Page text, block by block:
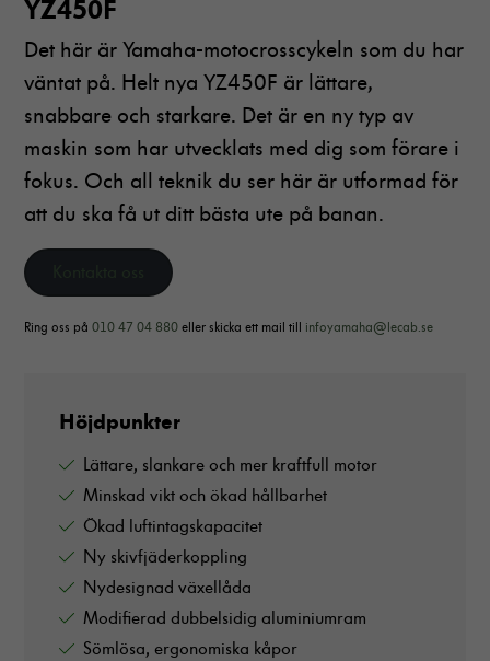
YZ450F
Det här är Yamaha-motocrosscykeln som du har
väntat på. Helt nya YZ450F är lättare,
snabbare och starkare. Det är en ny typ av
maskin som har utvecklats med dig som förare i
fokus. Och all teknik du ser här är utformad för
att du ska få ut ditt bästa ute på banan.
Ring oss på010 47 04 880 eller skicka ett mail till infoyamaha@lecab.se
Höjdpunkter
Lättare, slankare och mer kraftfull motor
Minskad vikt och ökad hållbarhet
Ökad luftintagskapacitet
Ny skivfjäderkoppling
Nydesignad växellåda
Modifierad dubbelsidig aluminiumram
Sömlösa, ergonomiska kåpor